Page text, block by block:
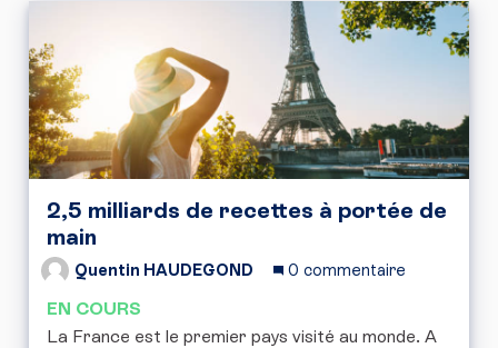
2,5 milliards de recettes à portée de
main
Quentin HAUDEGOND 0 commentaire
EN COURS
La France est le premier pays visité au monde. A